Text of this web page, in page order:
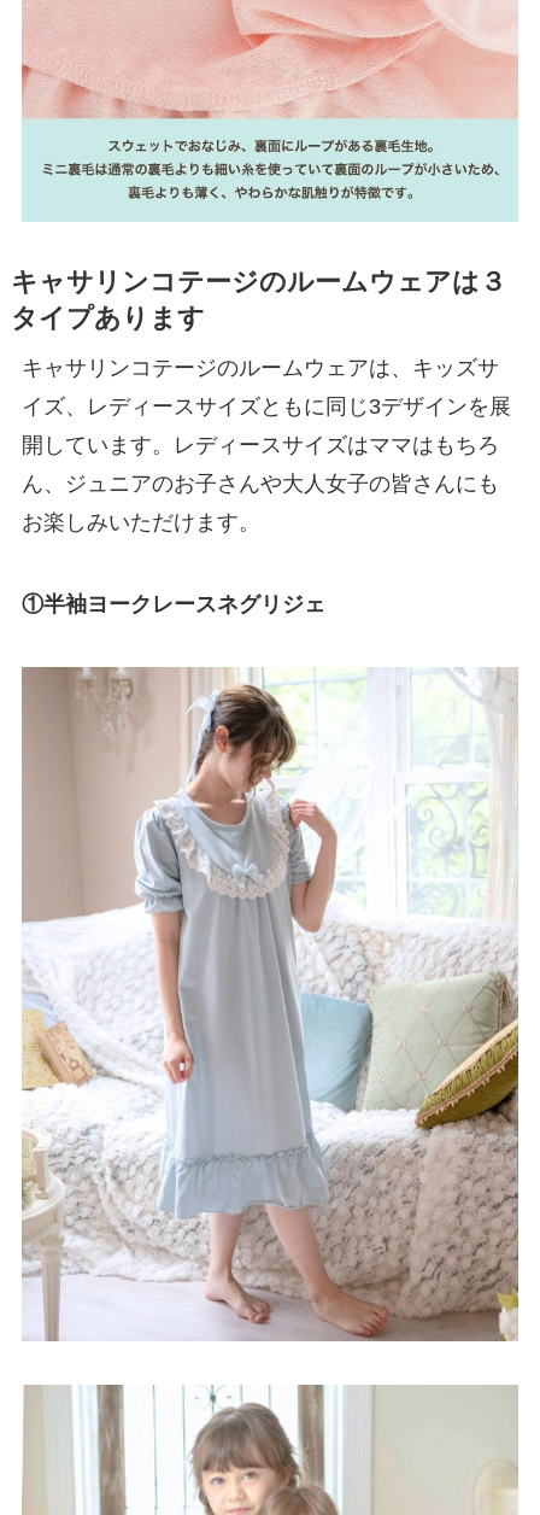
キャサリンコテージのルームウェアは３
タイプあります
キャサリンコテージのルームウェアは、キッズサ
イズ、レディースサイズともに同じ3デザインを展
開しています。レディースサイズはママはもちろ
ん、ジュニアのお子さんや大人女子の皆さんにも
お楽しみいただけます。
①半袖ヨークレースネグリジェ